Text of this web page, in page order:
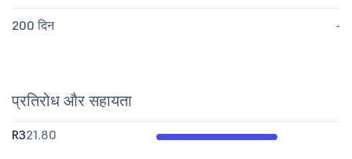
200 दिन -
प्रतिरोध और सहायता
R321.80